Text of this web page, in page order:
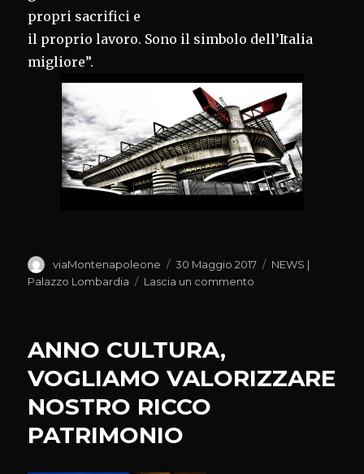
propri sacrifici e
il proprio lavoro. Sono il simbolo dell’Italia
migliore”.
Autore
viaMontenapoleone
Pubblicato
il
30 Maggio 2017 Categorie
NEWS |
Palazzo Lombardia
Lascia un commento
GRANDE
ANNO CULTURA,
VOGLIAMO VALORIZZARE
NOSTRO RICCO
PATRIMONIO